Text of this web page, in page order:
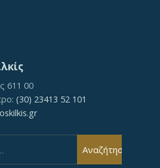
611 00
(30) 23413 52 101
Αναζήτηση